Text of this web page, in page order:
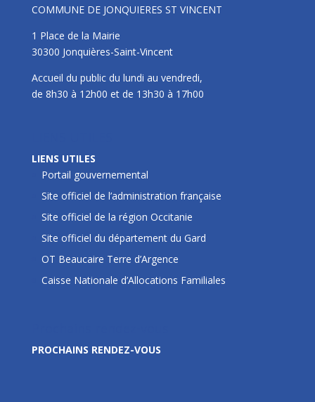
COMMUNE DE JONQUIERES ST VINCENT
1 Place de la Mairie
30300 Jonquières-Saint-Vincent
Accueil du public du lundi au vendredi,
de 8h30 à 12h00 et de 13h30 à 17h00
LIENS UTILES
Portail gouvernemental
Site officiel de l’administration française
Site officiel de la région Occitanie
Site officiel du département du Gard
OT Beaucaire Terre d’Argence
Caisse Nationale d’Allocations Familiales
PROCHAINS RENDEZ-VOUS